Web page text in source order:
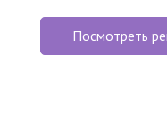
Посмотреть